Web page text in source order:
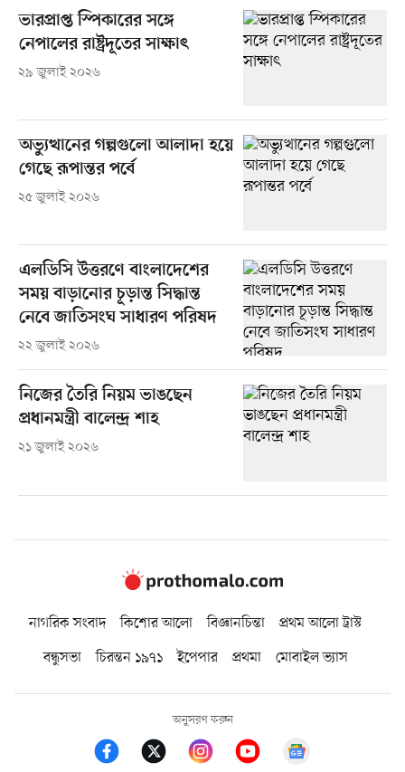
ভারপ্রাপ্ত স্পিকারের সঙ্গে
নেপালের রাষ্ট্রদূতের সাক্ষাৎ
২৯ জুলাই ২০২৬
অভ্যুত্থানের গল্পগুলো আলাদা হয়ে
গেছে রূপান্তর পর্বে
২৫ জুলাই ২০২৬
এলডিসি উত্তরণে বাংলাদেশের
সময় বাড়ানোর চূড়ান্ত সিদ্ধান্ত
নেবে জাতিসংঘ সাধারণ পরিষদ
২২ জুলাই ২০২৬
নিজের তৈরি নিয়ম ভাঙছেন
প্রধানমন্ত্রী বালেন্দ্র শাহ
২১ জুলাই ২০২৬
নাগরিক সংবাদ কিশোর আলো বিজ্ঞানচিন্তা
প্রথম আলো ট্রাস্ট
বন্ধুসভা
চিরন্তন ১৯৭১ ইপেপার প্রথমা মোবাইল ভ্যাস
অনুসরণ করুন